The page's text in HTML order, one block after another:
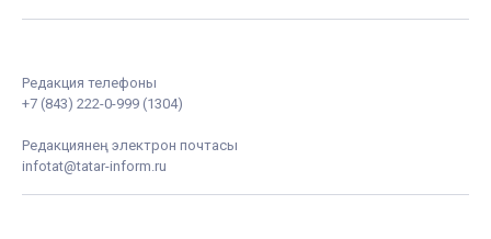
Редакция телефоны
+7 (843) 222-0-999 (1304)
Редакциянең электрон почтасы
infotat@tatar-inform.ru